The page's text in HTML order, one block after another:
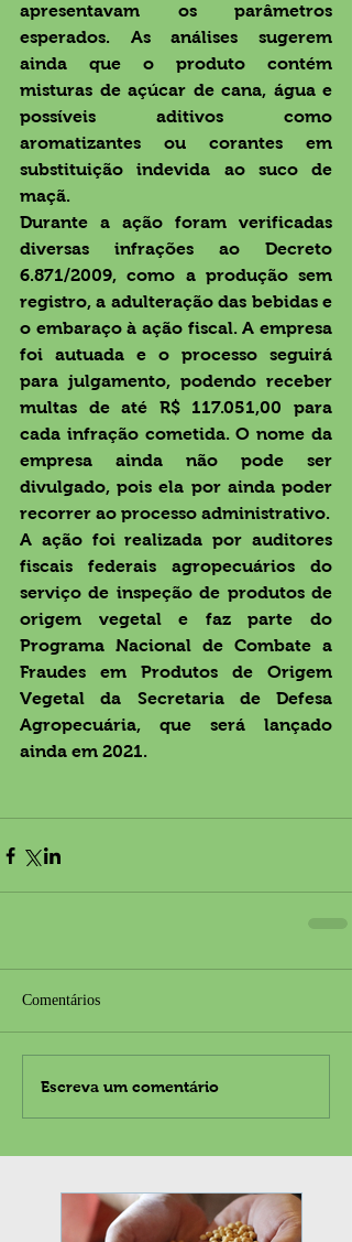
apresentavam os parâmetros
esperados. As análises sugerem
ainda que o produto contém
misturas de açúcar de cana, água e
possíveis aditivos como
aromatizantes ou corantes em
substituição indevida ao suco de
maçã.
Durante a ação foram verificadas
diversas infrações ao Decreto
6.871/2009, como a produção sem
registro, a adulteração das bebidas e
o embaraço à ação fiscal. A empresa
foi autuada e o processo seguirá
para julgamento, podendo receber
multas de até R$ 117.051,00 para
cada infração cometida. O nome da
empresa ainda não pode ser
divulgado, pois ela por ainda poder
A ação foi realizada por auditores
fiscais federais agropecuários do
serviço de inspeção de produtos de
origem vegetal e faz parte do
Programa Nacional de Combate a
Fraudes em Produtos de Origem
Vegetal da Secretaria de Defesa
Agropecuária, que será lançado
ainda em 2021.
Comentários
Escreva um comentário